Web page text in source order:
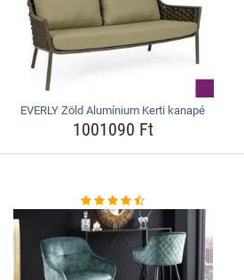
EVERLY Zöld Alumínium Kerti kanapé
1001090 Ft